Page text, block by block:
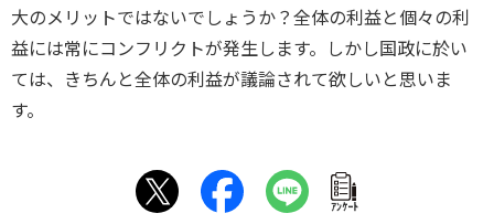
大のメリットではないでしょうか？全体の利益と個々の利
益には常にコンフリクトが発生します。しかし国政に於い
ては、きちんと全体の利益が議論されて欲しいと思いま
す。
ｱﾝｹｰﾄ